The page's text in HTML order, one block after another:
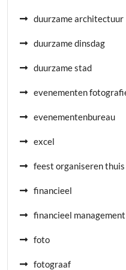
duurzame architectuur
duurzame dinsdag
duurzame stad
evenementen
evenementenbureau
excel
feest organiseren thuis
financieel
financieel management
foto
fotograaf